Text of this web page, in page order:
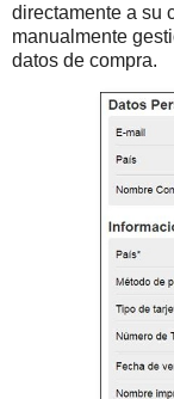
directamente a su
manualmente
datos de compra.